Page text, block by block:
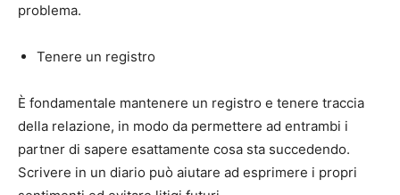
problema.
Tenere un registro
È fondamentale mantenere un registro e tenere traccia
della relazione, in modo da permettere ad entrambi i
partner di sapere esattamente cosa sta succedendo.
Scrivere in un diario può aiutare ad esprimere i propri